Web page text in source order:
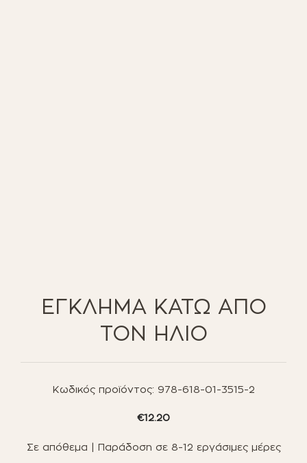
ΕΓΚΛΗΜΑ ΚΑΤΩ ΑΠΟ
ΤΟΝ ΗΛΙΟ
Κωδικός προϊόντος: 978-618-01-3515-2
€12.20
Σε απόθεμα | Παράδοση σε 8-12 εργάσιμες μέρες